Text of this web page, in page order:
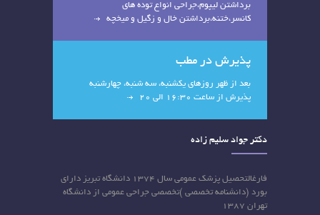
برداشتن لیپوم،جراحی انواع توده های
کانسر،ختنه،برداشتن خال و زگیل و میخچه
پذیرش در مطب
بعد از ظهر روزهای یکشنبه، سه شنبه، چهارشنبه
پذیرش از ساعت 16:30 الی 20
دکتر جواد سلیم زاده
فارغالتحصیل پزشک عمومی سال ۱۳۷۴ دانشگاه تبریز دارای
بورد (دانشنامه تخصصی )تخصصی جراحی عمومی از دانشگاه
تهران ۱۳۸۷